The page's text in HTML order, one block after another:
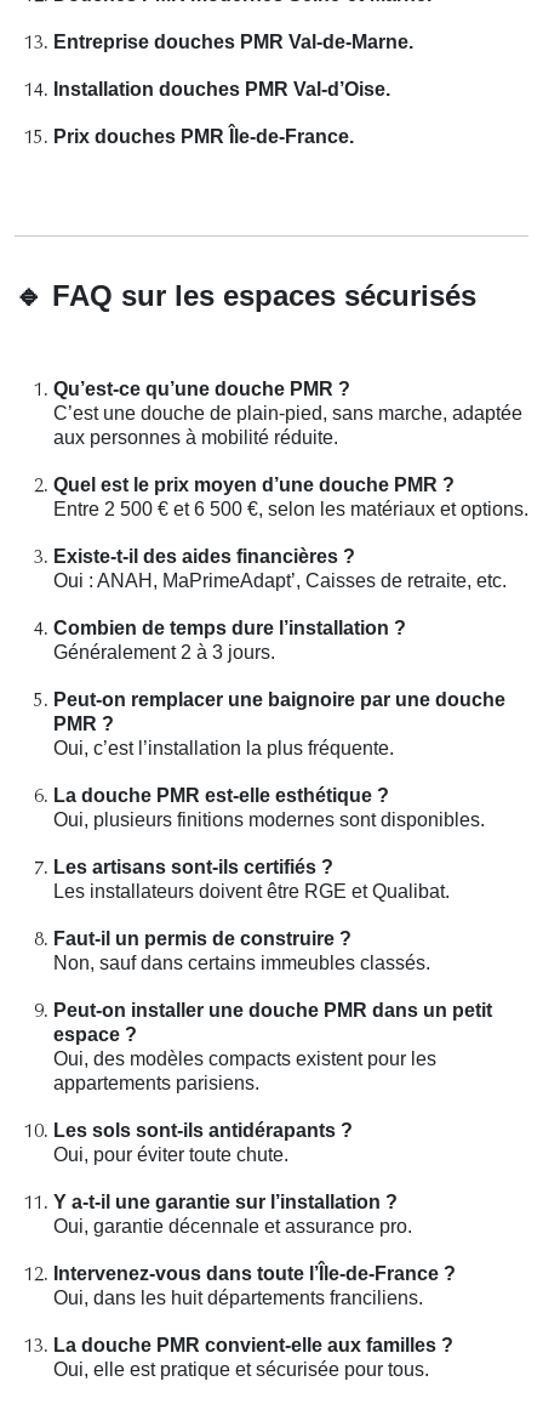
Entreprise douches PMR Val-de-Marne.
Installation douches PMR Val-d’Oise.
Prix douches PMR Île-de-France.
🔹 FAQ sur les espaces sécurisés
Qu’est-ce qu’une douche PMR ?
C’est une douche de plain-pied, sans marche, adaptée
aux personnes à mobilité réduite.
Quel est le prix moyen d’une douche PMR ?
Entre 2 500 € et 6 500 €, selon les matériaux et options.
Existe-t-il des aides financières ?
Oui : ANAH, MaPrimeAdapt’, Caisses de retraite, etc.
Combien de temps dure l’installation ?
Généralement 2 à 3 jours.
Peut-on remplacer une baignoire par une douche
PMR ?
Oui, c’est l’installation la plus fréquente.
La douche PMR est-elle esthétique ?
Oui, plusieurs finitions modernes sont disponibles.
Les artisans sont-ils certifiés ?
Les installateurs doivent être RGE et Qualibat.
Faut-il un permis de construire ?
Non, sauf dans certains immeubles classés.
Peut-on installer une douche PMR dans un petit
espace ?
Oui, des modèles compacts existent pour les
appartements parisiens.
Les sols sont-ils antidérapants ?
Oui, pour éviter toute chute.
Y a-t-il une garantie sur l’installation ?
Oui, garantie décennale et assurance pro.
Intervenez-vous dans toute l’Île-de-France ?
Oui, dans les huit départements franciliens.
La douche PMR convient-elle aux familles ?
Oui, elle est pratique et sécurisée pour tous.